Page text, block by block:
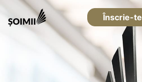
Înscrie-te